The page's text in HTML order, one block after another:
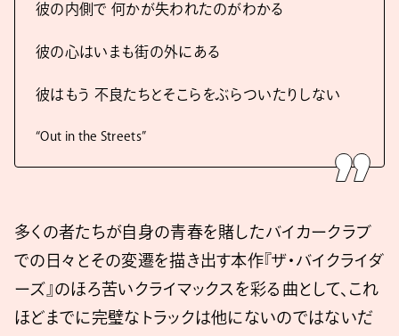
彼の内側で 何かが失われたのがわかる
彼の心はいまも街の外にある
彼はもう 不良たちとそこらをぶらついたりしない
“Out in the Streets”
多くの者たちが自身の青春を賭したバイカークラブ
での日々とその変遷を描き出す本作『ザ・バイクライダ
ーズ』のほろ苦いクライマックスを彩る曲として、これ
ほどまでに完璧なトラックは他にないのではないだ